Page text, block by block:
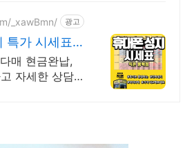
_xawBmn/ 광고
특가 시세표
세요
매 현금완납,
자세한 상담